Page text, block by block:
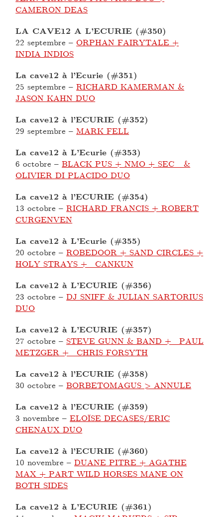
CAMERON DEAS
LA CAVE12 A L’ECURIE (#350)
22 septembre – ORPHAN FAIRYTALE +
INDIA INDIOS
La cave12 à l’Ecurie (#351)
25 septembre –RICHARD KAMERMAN &
JASON KAHN DUO
La cave12 à l’ECURIE (#352)
29 septembre –MARK FELL
La cave12 à L’Ecurie (#353)
6 octobre –BLACK PUS + NMO + SEC_ &
OLIVIER DI PLACIDO DUO
La cave12 à l’ECURIE (#354)
13 octobre –RICHARD FRANCIS + ROBERT
CURGENVEN
La cave12 à L’Ecurie (#355)
20 octobre –ROBEDOOR + SAND CIRCLES +
HOLY STRAYS + CANKUN
La cave12 à L’ECURIE (#356)
23 octobre –DJ SNIFF & JULIAN SARTORIUS
DUO
La cave12 à L’ECURIE (#357)
27 octobre – STEVE GUNN & BAND + PAUL
METZGER + CHRIS FORSYTH
La cave12 à l’ECURIE (#358)
30 octobre –BORBETOMAGUS > ANNULE
La cave12 à l’ECURIE (#359)
3 novembre –ELOÏSE DECASES/ERIC
CHENAUX DUO
La cave12 à l’ECURIE (#360)
10 novembre –DUANE PITRE + AGATHE
MAX + PART WILD HORSES MANE ON
BOTH SIDES
La cave12 à L’ECURIE (#361)